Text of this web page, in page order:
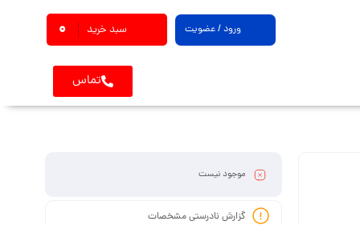
ورود / عضویت سبد خرید 0
تماس
موجود نیست
گزارش نادرستی مشخصات